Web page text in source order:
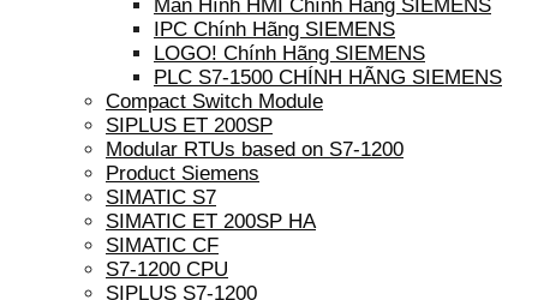
Màn Hình HMI Chính Hãng SIEMENS
IPC Chính Hãng SIEMENS
LOGO! Chính Hãng SIEMENS
PLC S7-1500 CHÍNH HÃNG SIEMENS
Compact Switch Module
SIPLUS ET 200SP
Modular RTUs based on S7-1200
Product Siemens
SIMATIC S7
SIMATIC ET 200SP HA
SIMATIC CF
S7-1200 CPU
SIPLUS S7-1200